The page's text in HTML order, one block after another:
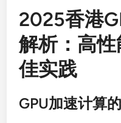
2025香港
解析：高
佳实践
GPU加速计算